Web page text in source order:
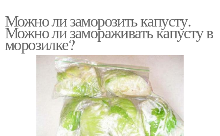
Можно ли заморозить капусту.
Можно ли замораживать капусту в
морозилке?